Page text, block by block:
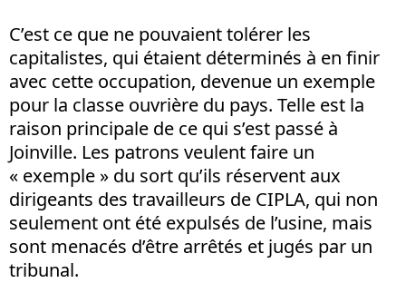
C’est ce que ne pouvaient tolérer les
capitalistes, qui étaient déterminés à en finir
avec cette occupation, devenue un exemple
pour la classe ouvrière du pays. Telle est la
raison principale de ce qui s’est passé à
Joinville. Les patrons veulent faire un
« exemple » du sort qu’ils réservent aux
dirigeants des travailleurs de CIPLA, qui non
seulement ont été expulsés de l’usine, mais
sont menacés d’être arrêtés et jugés par un
tribunal.